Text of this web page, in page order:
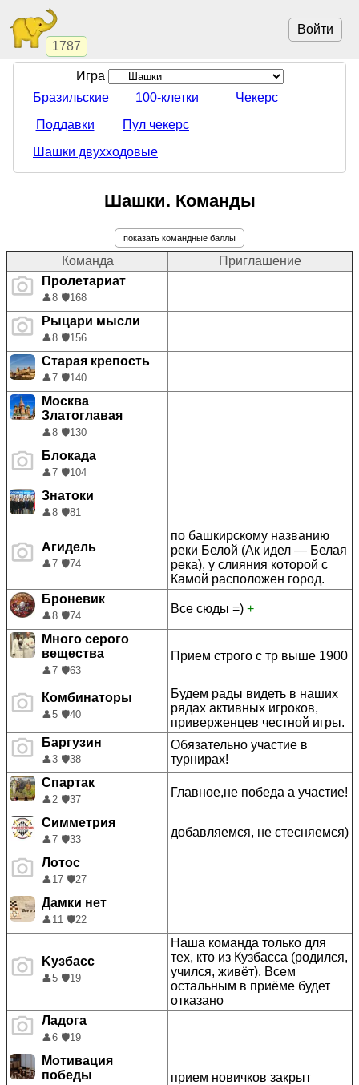
1787
Войти
Игра
Бразильские
100-клетки
Чекерс
Поддавки
Пул чекерс
Шашки двухходовые
Шашки. Команды
показать командные баллы
Команда
Приглашение
Пролетариат
👤8 🛡️168
Рыцари мысли
👤8 🛡️156
Старая крепость
👤7 🛡️140
Москва
Златоглавая
👤8 🛡️130
Блокада
👤7 🛡️104
Знатоки
👤8 🛡️81
Агидель
👤7 🛡️74
по башкирскому названию
реки Белой (Ак идел — Белая
река), у слияния которой с
Камой расположен город.
Броневик
👤8 🛡️74
Все сюды =) +
Много серого
вещества
👤7 🛡️63
Прием строго с тр выше 1900
Комбинаторы
👤5 🛡️40
Будем рады видеть в наших
рядах активных игроков,
приверженцев честной игры.
Баргузин
👤3 🛡️38
Обязательно участие в
турнирах!
Спартак
👤2 🛡️37
Главное,не победа а участие!
Симметрия
👤7 🛡️33
добавляемся, не стесняемся)
Лотос
👤17 🛡️27
Дамки нет
👤11 🛡️22
Kузбасс
👤5 🛡️19
Наша команда только для
тех, кто из Кузбасса (родился,
учился, живёт). Всем
остальным в приёме будет
отказано
Ладога
👤6 🛡️19
Мотивация
победы
прием новичков закрыт